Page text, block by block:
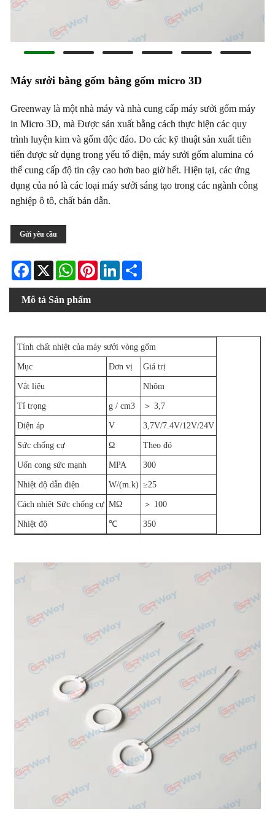
Máy sưởi bằng gốm bằng gốm micro 3D
Greenway là một nhà máy và nhà cung cấp máy sưởi gốm máy
in Micro 3D, mà Được sản xuất bằng cách thực hiện các quy
trình luyện kim và gốm độc đáo. Do các kỹ thuật sản xuất tiên
tiến được sử dụng trong yếu tố điện, máy sưởi gốm alumina có
thể cung cấp độ tin cậy cao hơn bao giờ hết. Hiện tại, các ứng
dụng của nó là các loại máy sưởi sáng tạo trong các ngành công
nghiệp ô tô, chất bán dẫn.
Gửi yêu cầu
Facebook
X WhatsAppPinterestLinkedIn
Mô tả Sản phẩm
Tính chất nhiệt của máy sưởi vòng gốm
Mục Đơn vị Giá trị
Vật liệu Nhôm
Tỉ trọng g / cm3 ＞ 3,7
Điện áp V 3,7V/7.4V/12V/24V
Sức chống cự Ω Theo đó
Uốn cong sức mạnh MPA 300
Nhiệt độ dẫn điện W/(m.k) ≥25
Cách nhiệt Sức chống cự MΩ ＞ 100
Nhiệt độ ℃ 350